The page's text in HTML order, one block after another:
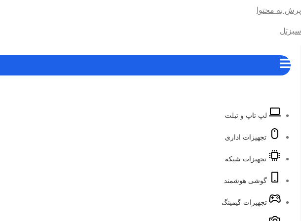
پرش به محتوا
سبزتل
لپ تاپ و تبلت
تجهیزات اداری
تجهیزات شبکه
گوشی هوشمند
تجهیزات گیمینگ